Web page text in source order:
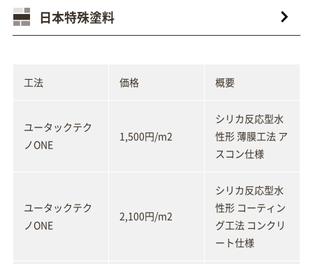
日本特殊塗料
工法 価格 概要
ユータックテク
ノONE
1,500円/m2
シリカ反応型水
性形 薄膜工法 ア
スコン仕様
ユータックテク
ノONE
2,100円/m2
シリカ反応型水
性形 コーティン
グ工法 コンクリ
ート仕様